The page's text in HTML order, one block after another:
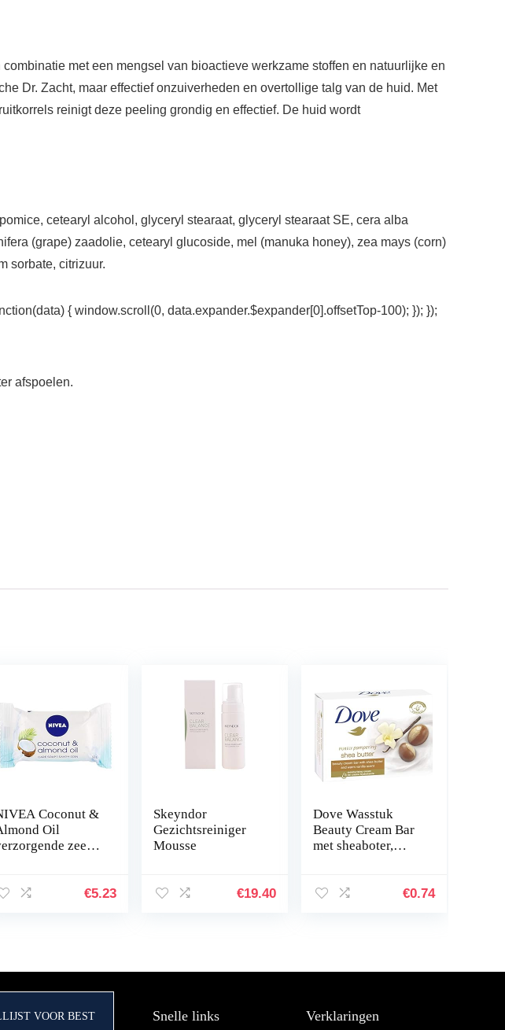
met een mengsel van bioactieve werkzame stoffen en natuurlijke en
Dr. Zacht, maar effectief onzuiverheden en overtollige talg van de huid. Met
reinigt deze peeling grondig en effectief. De huid wordt
cetearyl alcohol, glyceryl stearaat, glyceryl stearaat SE, cera alba
(grape) zaadolie, cetearyl glucoside, mel (manuka honey), zea mays (corn)
sorbate, citrizuur.
{ window.scroll(0, data.expander.$expander[0].offsetTop-100); }); });
afspoelen.
Coconut &
Oil
zeep
zeep met€5.23
Skeyndor
Gezichtsreiniger
Mousse
€19.40
Dove Wasstuk
Beauty Cream Bar
met sheaboter,
milde
€0.74
VOOR BEST Snelle links Verklaringen